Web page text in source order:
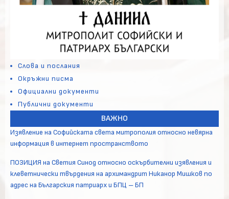
Слова и послания
Окръжни писма
Официални документи
Публични документи
ВАЖНО
Изявление на Софийската света митрополия относно невярна
информация в интернет пространството
ПОЗИЦИЯ на Светия Синод относно оскърбителни изявления и
клеветнически твърдения на архимандрит Никанор Мишков по
адрес на Българския патриарх и БПЦ – БП